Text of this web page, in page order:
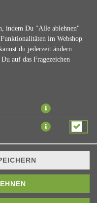
und Curry-Sahnesauce
indem Du "Alle ablehnen"
im Webshop
du jederzeit ändern.
auf das Fragezeichen